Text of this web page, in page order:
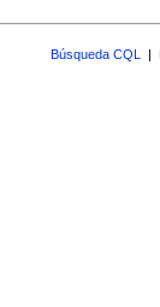
Búsqueda CQL